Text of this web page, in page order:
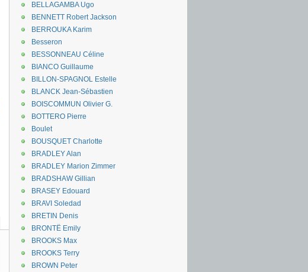
BELLAGAMBA Ugo
BENNETT Robert Jackson
BERROUKA Karim
Besseron
BESSONNEAU Céline
BIANCO Guillaume
BILLON-SPAGNOL Estelle
BLANCK Jean-Sébastien
BOISCOMMUN Olivier G.
BOTTERO Pierre
Boulet
BOUSQUET Charlotte
BRADLEY Alan
BRADLEY Marion Zimmer
BRADSHAW Gillian
BRASEY Edouard
BRAVI Soledad
BRETIN Denis
BRONTË Emily
BROOKS Max
BROOKS Terry
BROWN Peter